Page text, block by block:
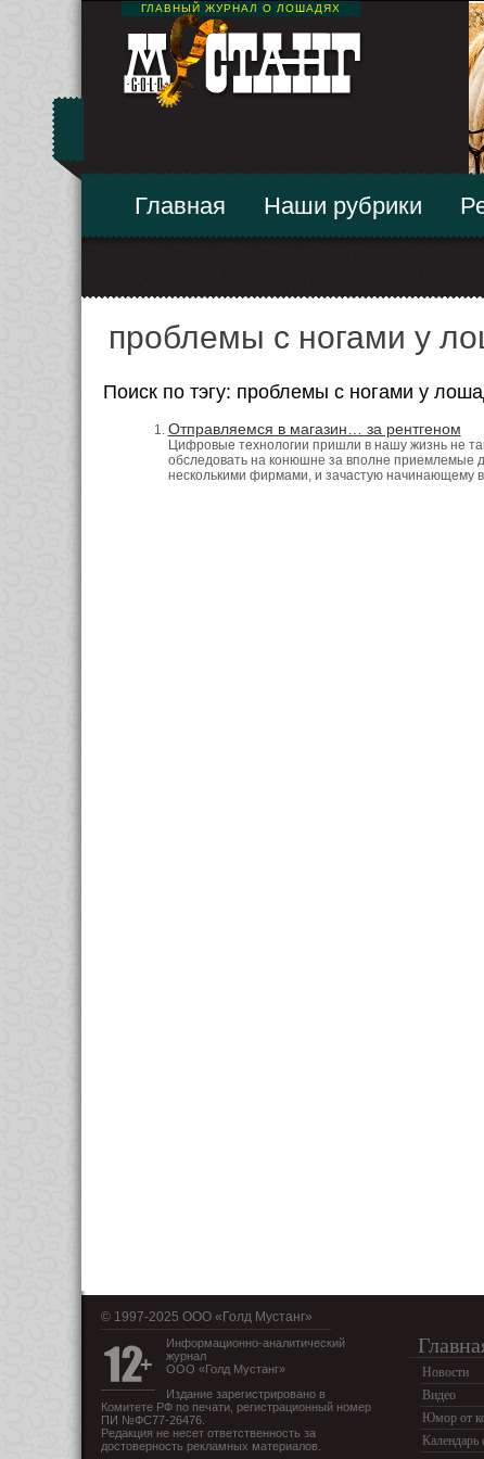
ГЛАВНЫЙ ЖУРНАЛ О ЛОШАДЯХ
Главная Наши рубрики
проблемы с ногами у
Поиск по тэгу: проблемы с ногами у
Отправляемся в магазин… за рентгеном
Цифровые технологии пришли в нашу жизнь не
обследовать на конюшне за вполне приемлемые
несколькими фирмами, и зачастую начинающему
© 1997-2025 OOO «Голд Мустанг»
Информационно-аналитический
журнал
ООО «Голд Мустанг»
Издание зарегистрировано в
Комитете РФ по печати, регистрационный номер
ПИ №ФС77-26476.
Редакция не несет ответственность за
достоверность рекламных материалов.
Новости
Видео
Юмор от
Календарь